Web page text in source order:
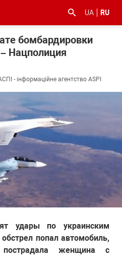
UA RU
бомбардировки
Нацполиция
- інформаційне агентство ASPI
удары по украинским
попал автомобиль,
женщина с
#Киев #коронавірус